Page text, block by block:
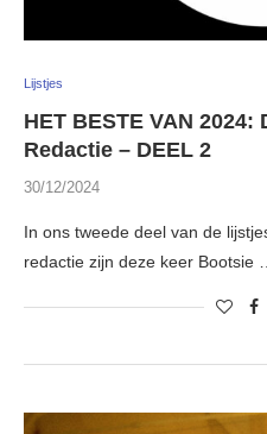
Lijstjes
HET BESTE VAN
Redactie – DEEL 2
30/12/2024
In ons tweede deel van de
redactie zijn deze keer Bootsie